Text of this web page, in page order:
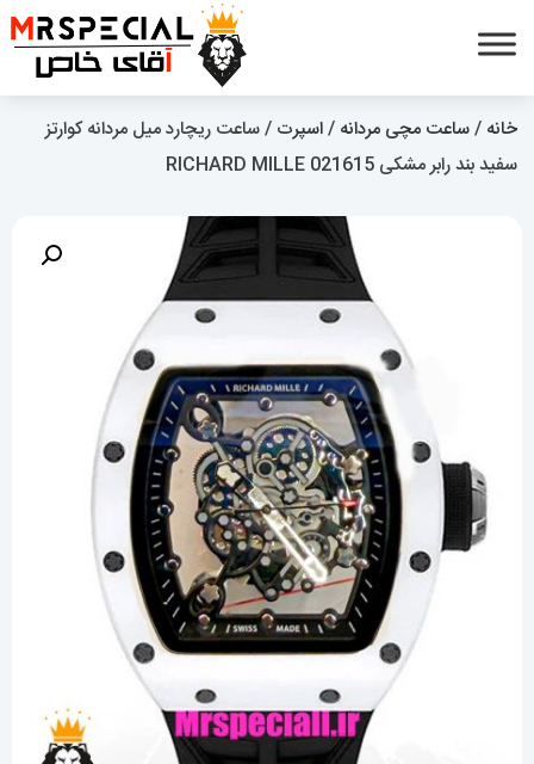
خانه /ساعت مچی مردانه /اسپرت / ساعت ریچارد میل مردانه کوارتز
سفید بند رابر مشکی 021615 RICHARD MILLE